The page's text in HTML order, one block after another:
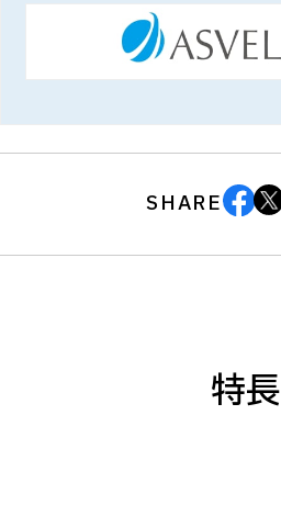
SHARE
特長